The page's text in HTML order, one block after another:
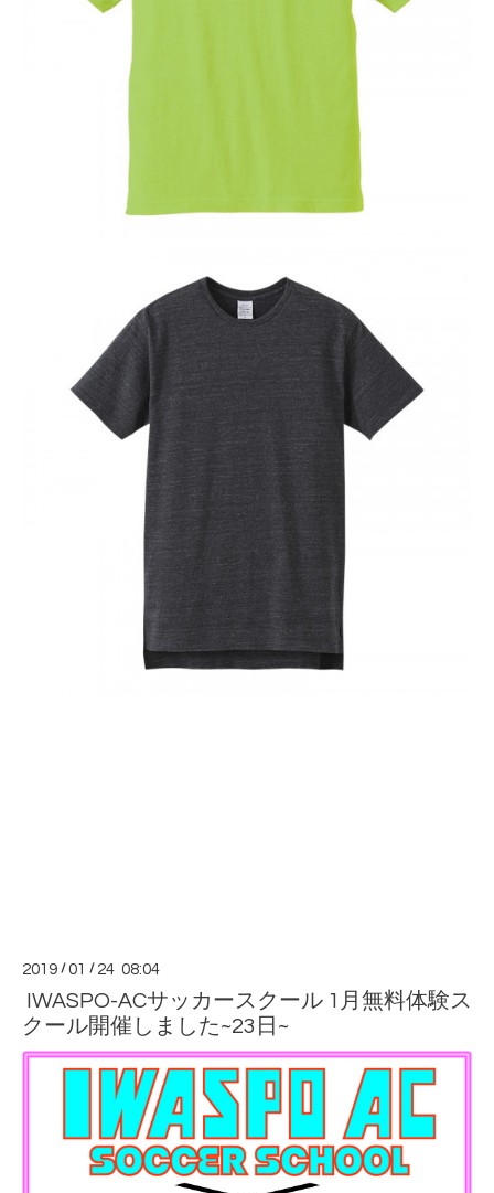
2019 /01 / 24 08:04
IWASPO-ACサッカースクール 1月無料体験ス
クール開催しました~23日~